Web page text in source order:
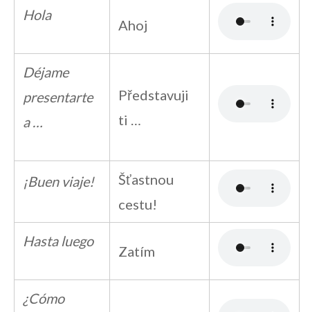
Hola
Ahoj
Déjame
presentarte
a …
Představuji
ti …
¡Buen viaje!
Šťastnou
cestu!
Hasta luego
Zatím
¿Cómo